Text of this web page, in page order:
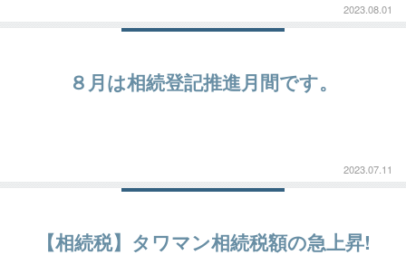
2023.08.01
８月は相続登記推進月間です。
2023.07.11
【相続税】タワマン相続税額の急上昇!